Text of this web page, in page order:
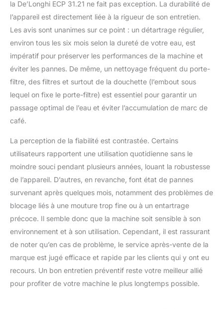
la De’Longhi ECP 31.21 ne fait pas exception. La durabilité de
l’appareil est directement liée à la rigueur de son entretien.
Les avis sont unanimes sur ce point : un détartrage régulier,
environ tous les six mois selon la dureté de votre eau, est
impératif pour préserver les performances de la machine et
éviter les pannes. De même, un nettoyage fréquent du porte-
filtre, des filtres et surtout de la douchette (l’embout sous
lequel on fixe le porte-filtre) est essentiel pour garantir un
passage optimal de l’eau et éviter l’accumulation de marc de
café.
La perception de la fiabilité est contrastée. Certains
utilisateurs rapportent une utilisation quotidienne sans le
moindre souci pendant plusieurs années, louant la robustesse
de l’appareil. D’autres, en revanche, font état de pannes
survenant après quelques mois, notamment des problèmes de
blocage liés à une mouture trop fine ou à un entartrage
précoce. Il semble donc que la machine soit sensible à son
environnement et à son utilisation. Cependant, il est rassurant
de noter qu’en cas de problème, le service après-vente de la
marque est jugé efficace et rapide par les clients qui y ont eu
recours. Un bon entretien préventif reste votre meilleur allié
pour profiter de votre machine le plus longtemps possible.